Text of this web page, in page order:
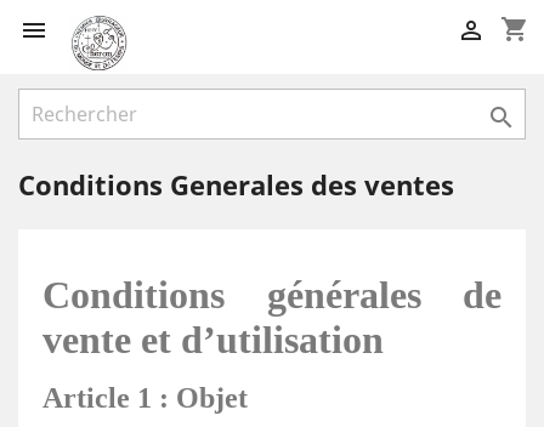
 shopping_cart


Conditions Generales des ventes
Conditions générales de
vente et d’utilisation
Article 1 : Objet